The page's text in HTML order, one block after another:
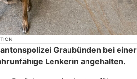
Graubünden bei einer
Lenkerin angehalten.